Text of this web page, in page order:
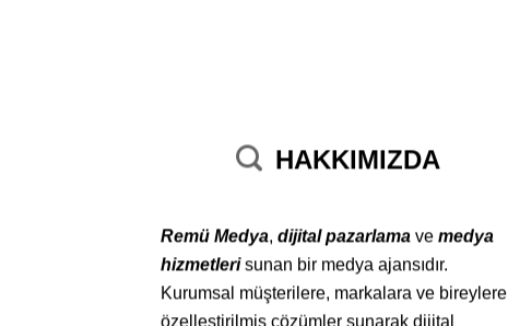
HAKKIMIZDA
Remü Medya, dijital pazarlama ve medya
hizmetlerisunan bir medya ajansıdır.
Kurumsal müşterilere, markalara ve bireylere
özelleştirilmiş çözümler sunarak dijital